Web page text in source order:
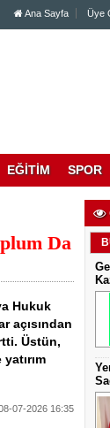
Ana Sayfa Üye
EĞİTİM SPOR
Da
Hukuk
açısından
Üstün,
07-2026 16:35